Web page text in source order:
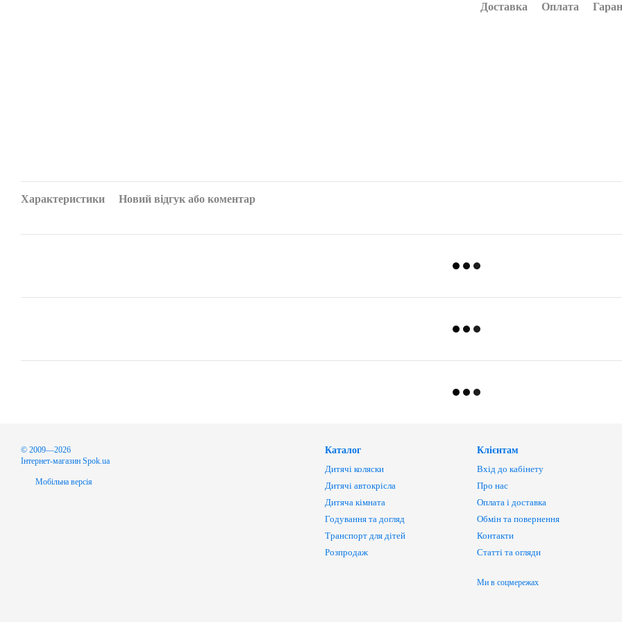
Доставка Оплата
Характеристики Новий відгук або коментар
© 2009—2026
Інтернет-магазин Spok.ua
Мобільна версія
Каталог
Дитячі коляски
Дитячі автокрісла
Дитяча кімната
Годування та догляд
Транспорт для дітей
Розпродаж
Клієнтам
Вхід до кабінету
Про нас
Оплата і доставка
Обмін та повернення
Контакти
Статті та огляди
Ми в соцмережах